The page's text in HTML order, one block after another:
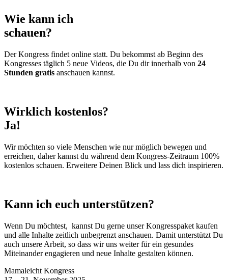
Wie kann ich
schauen?
Der Kongress findet online statt. Du bekommst ab Beginn des
Kongresses täglich 5 neue Videos, die Du dir innerhalb von 24
Stunden gratis anschauen kannst.
Wirklich kostenlos?
Ja!
Wir möchten so viele Menschen wie nur möglich bewegen und
erreichen, daher kannst du während dem Kongress-Zeitraum 100%
kostenlos schauen. Erweitere Deinen Blick und lass dich inspirieren.
Kann ich euch unterstützen?
Wenn Du möchtest, kannst Du gerne unser Kongresspaket kaufen
und alle Inhalte zeitlich unbegrenzt anschauen. Damit unterstützt Du
auch unsere Arbeit, so dass wir uns weiter für ein gesundes
Miteinander engagieren und neue Inhalte gestalten können.
Mamaleicht Kongress